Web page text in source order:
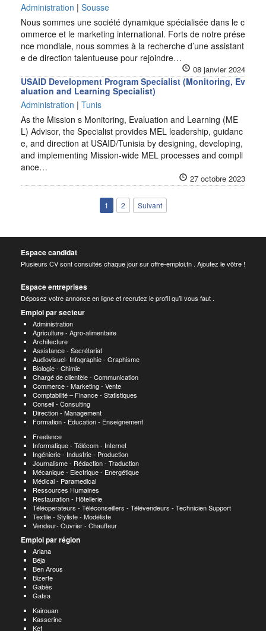
Administration | Sousse
Nous sommes une société dynamique spécialisée dans le c
ommerce et le marketing international. Forts de notre prése
nce mondiale, nous sommes à la recherche d’une assistant
e de direction talentueuse pour rejoindre…
08 janvier 2024
USAID Development Program Specialist (Monitoring, Ev
aluation and Learning Specialist)
Administration | Tunis
As the Mission s Monitoring, Evaluation and Learning (ME
L) Advisor, the Specialist provides MEL leadership, guidanc
e, and direction at USAID/Tunisia by designing, developing,
and implementing Mission-wide MEL processes and compli
ance…
27 octobre 2023
1 2 Suivant
Espace candidat
Plusieurs CV sont consultés chaque jour sur offre-emploi.tn . Ajoutez le vôtre !
Espace entreprises
Déposez votre annonce en ligne et recrutez le profil qu’il vous faut .
Emploi par secteur
Administration
Agriculture - Agro-alimentaire
Architecture
Assistance - Secrétariat
Audiovisuel- Infographie - Graphisme
Biologie - Chimie
Chargé de clientèle - Communication
Commerce - Marketing - Vente
Comptabilité – Finance - Statistiques
Conseil - Consulting
Direction - Management
Formation - Education - Enseignement
Freelance
Informatique - Télécom - Internet
Ingénierie - Industrie - Production
Journalisme - Rédaction - Traduction
Mécanique - Electrique - Energétique
Médical - Paramedical
Ressources Humaines
Restauration - Hôtellerie
Téléoperateurs - Téléconseillers - Télévendeurs - Technicien Support
Textile - Styliste - Modéliste
Vendeur- Ouvrier - Chauffeur
Emploi par région
Ariana
Béja
Ben Arous
Bizerte
Gabès
Gafsa
Kairouan
Kasserine
Kef